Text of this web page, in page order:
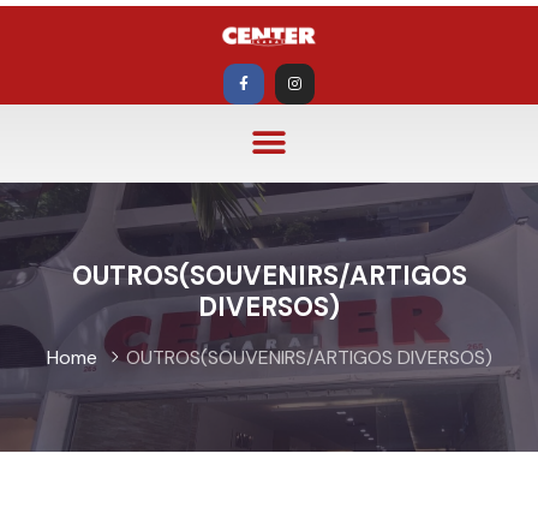
OUTROS(SOUVENIRS/ARTIGOS
DIVERSOS)
Home OUTROS(SOUVENIRS/ARTIGOS DIVERSOS)